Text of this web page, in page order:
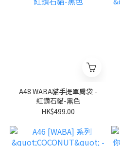
A48 WABA貓手提單肩袋 -
紅鑽石貓-黑色
HK$499.00